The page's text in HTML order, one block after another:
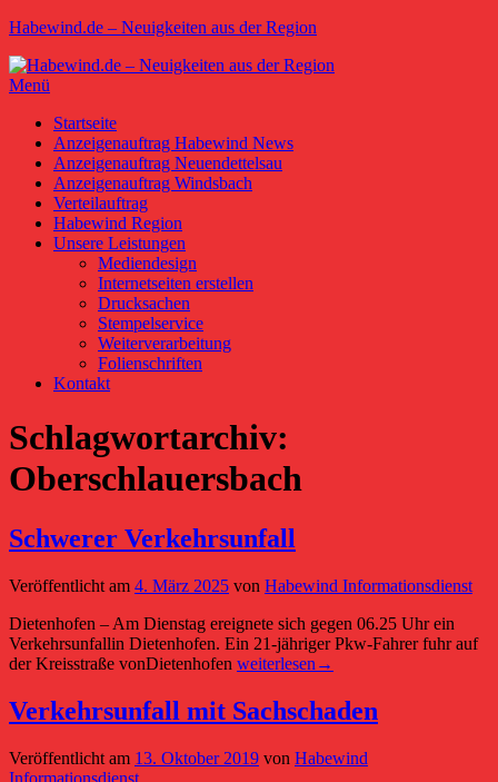
Zum
springen
Habewind.de – Neuigkeiten aus der Region
Menü
Primäres
Menü
Startseite
Anzeigenauftrag Habewind News
Anzeigenauftrag Neuendettelsau
Anzeigenauftrag Windsbach
Verteilauftrag
Habewind Region
Unsere Leistungen
Mediendesign
Internetseiten erstellen
Drucksachen
Stempelservice
Weiterverarbeitung
Folienschriften
Kontakt
Schlagwortarchiv:
Oberschlauersbach
Schwerer Verkehrsunfall
Veröffentlicht am 4. März 2025 von Habewind Informationsdienst
Dietenhofen – Am Dienstag ereignete sich gegen 06.25 Uhr ein
Verkehrsunfallin Dietenhofen. Ein 21-jähriger Pkw-Fahrer fuhr auf
der Kreisstraße vonDietenhofen Schwerer
weiterlesen →
Verkehrsunfall mit Sachschaden
Veröffentlicht am 13. Oktober 2019 von Habewind
Informationsdienst